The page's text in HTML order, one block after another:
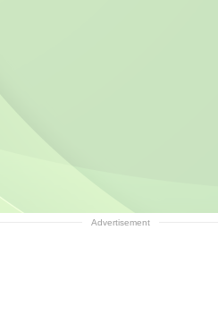
Advertisement